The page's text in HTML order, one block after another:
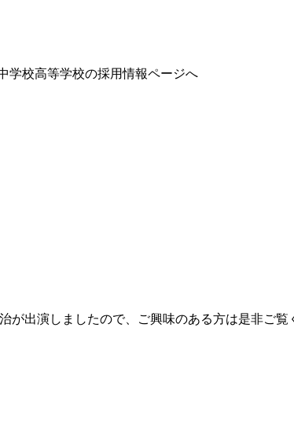
校高等学校の採用情報ページへ
が出演しましたので、ご興味のある方は是非ご